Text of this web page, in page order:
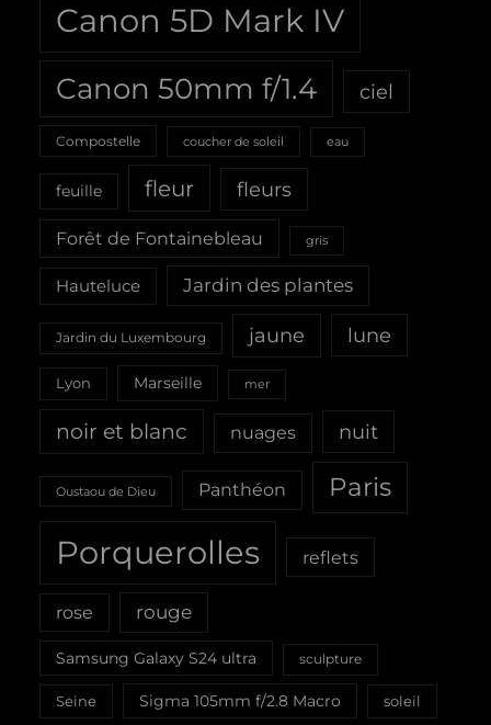
Canon 5D Mark IV
Canon 50mm f/1.4 ciel
Compostelle coucher de soleil eau
feuille fleur fleurs
Forêt de Fontainebleau gris
Hauteluce Jardin des plantes
Jardin du Luxembourg jaune lune
Lyon Marseille mer
noir et blanc nuages nuit
Oustaou de Dieu Panthéon Paris
Porquerolles reflets
rose rouge
Samsung Galaxy S24 ultra sculpture
Seine Sigma 105mm f/2.8 Macro soleil